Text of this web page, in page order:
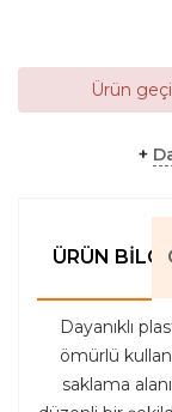
Ürün
+
ÜRÜN
Dayanıklı
ömürlü
saklama